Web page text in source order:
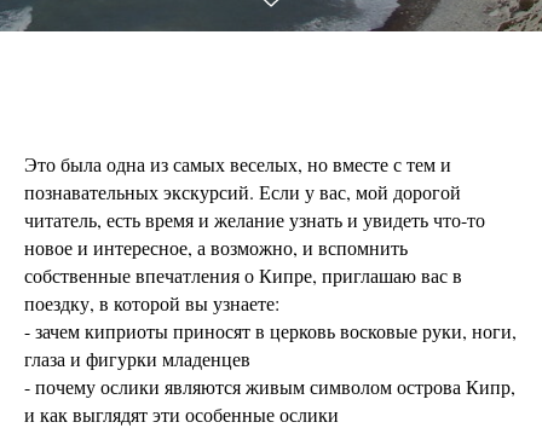
Это была одна из самых веселых, но вместе с тем и
познавательных экскурсий. Если у вас, мой дорогой
читатель, есть время и желание узнать и увидеть что-то
новое и интересное, а возможно, и вспомнить
собственные впечатления о Кипре, приглашаю вас в
поездку, в которой вы узнаете:
- зачем киприоты приносят в церковь восковые руки, ноги,
глаза и фигурки младенцев
- почему ослики являются живым символом острова Кипр,
и как выглядят эти особенные ослики